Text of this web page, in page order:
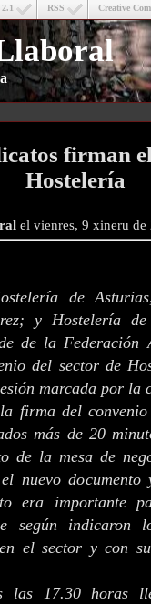
Creative
RSS
firman
Hostelería
el vienres, 9 xineru de
de
y Hostelería
de la Federación
del sector de
marcada por la
firma del
más de 20
de la mesa de
nuevo
era importante
según indicaron
el sector y con
las 17.30 horas